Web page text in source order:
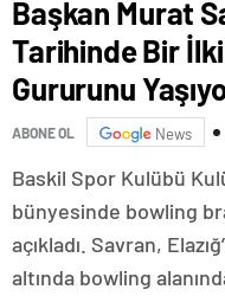
Başkan Murat
Tarihinde Bir
Gururunu
ABONE OL News
Baskil Spor Kulübü
bünyesinde bowling
açıkladı. Savran,
altında bowling